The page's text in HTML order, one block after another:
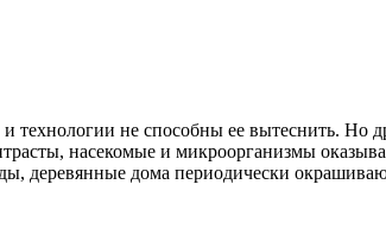
технологии не способны ее вытеснить. Но
насекомые и микроорганизмы
деревянные дома периодически